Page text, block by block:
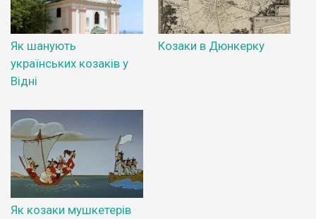
Як шанують
українських козаків у
Відні
Козаки в Дюнкерку
Як козаки мушкетерів